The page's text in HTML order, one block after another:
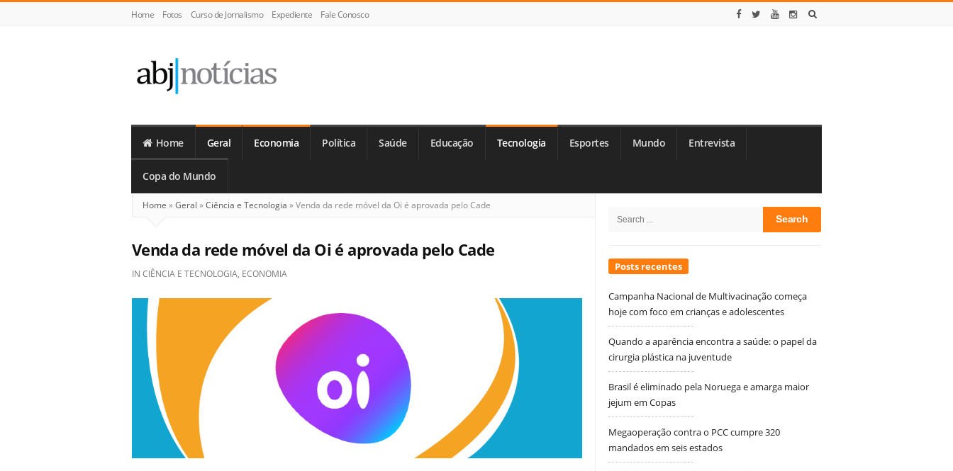
Home Fotos Curso de Jornalismo Expediente Fale Conosco
Notícias
Home Geral Economia Política Saúde Educação Tecnologia Esportes Mundo Entrevista
Copa do Mundo
Home »Geral »Ciência e Tecnologia »Venda da rede móvel da Oi é aprovada pelo Cade
Venda da rede móvel da Oi é aprovada pelo Cade
IN CIÊNCIA E TECNOLOGIA, ECONOMIA
Sidebar
Search
Posts recentes
Campanha Nacional de Multivacinação começa
hoje com foco em crianças e adolescentes
Quando a aparência encontra a saúde: o papel da
cirurgia plástica na juventude
Brasil é eliminado pela Noruega e amarga maior
jejum em Copas
Megaoperação contra o PCC cumpre 320
mandados em seis estados